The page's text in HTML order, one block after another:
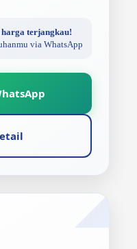
harga terjangkau!
via WhatsApp